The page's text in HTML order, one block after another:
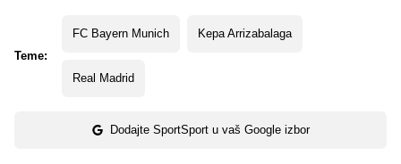
Teme:
FC Bayern Munich Kepa Arrizabalaga
Real Madrid
Dodajte SportSport u vaš Google izbor